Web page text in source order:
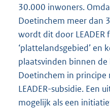
30.000 inwoners.
Doetinchem meer dan
wordt dit door LEADER
‘plattelandsgebied’ en
plaatsvinden binnen
Doetinchem in
LEADER-subsidie. Een
mogelijk als een